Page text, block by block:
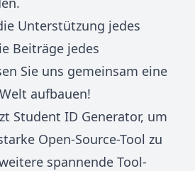
Unterstützung jedes
Beiträge jedes
Sie uns gemeinsam eine
aufbauen!
Student ID Generator, um
Open-Source-Tool zu
spannende Tool-